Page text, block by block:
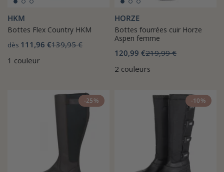
HKM
Bottes Flex Country HKM
dès 111,96 €139,95 €
1 couleur
HORZE
Bottes fourrées cuir Horze
Aspen femme
120,99 €219,99 €
2 couleurs
-25% -10%